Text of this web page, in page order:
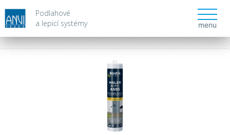
Podlahové
a lepicí systémy
menu